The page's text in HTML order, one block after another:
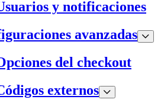
y notificaciones
avanzadas
del checkout
externos